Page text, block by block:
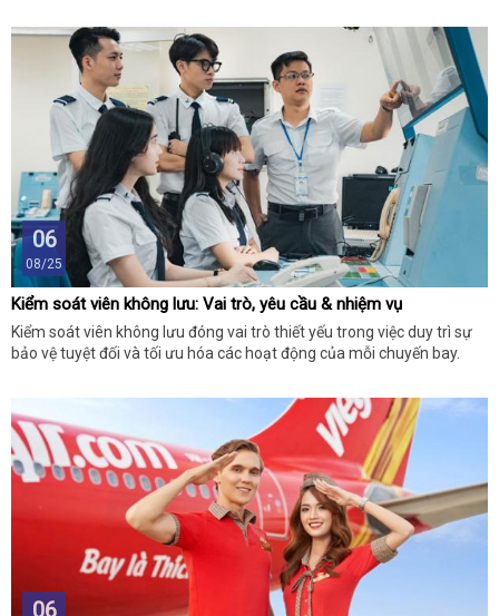
06
08/25
Kiểm soát viên không lưu: Vai trò, yêu cầu & nhiệm vụ
Kiểm soát viên không lưu đóng vai trò thiết yếu trong việc duy trì sự
bảo vệ tuyệt đối và tối ưu hóa các hoạt động của mỗi chuyến bay.
06